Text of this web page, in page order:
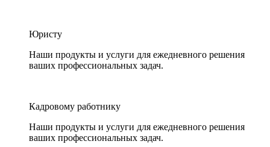
Юристу
Наши продукты и услуги для ежедневного решения
ваших профессиональных задач.
Кадровому работнику
Наши продукты и услуги для ежедневного решения
ваших профессиональных задач.